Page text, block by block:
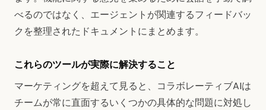
べるのではなく、エージェントが関連するフィードバッ
クを整理されたドキュメントにまとめます。
これらのツールが実際に解決すること
マーケティングを超えて見ると、コラボレーティブAIは
チームが常に直面するいくつかの具体的な問題に対処し